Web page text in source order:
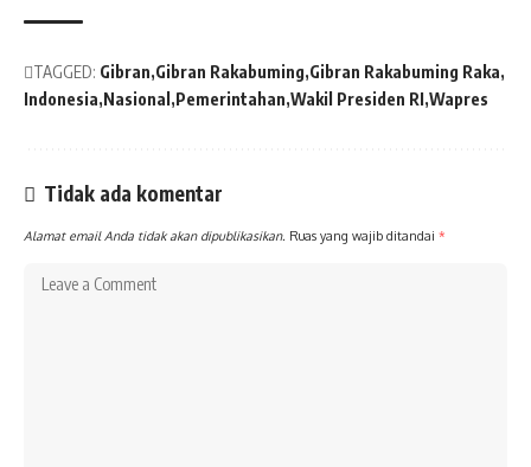
TAGGED: Gibran Gibran Rakabuming Gibran Rakabuming Raka
Indonesia Nasional Pemerintahan Wakil Presiden RI Wapres
Tidak ada komentar
Alamat email Anda tidak akan dipublikasikan. Ruas yang wajib ditandai *